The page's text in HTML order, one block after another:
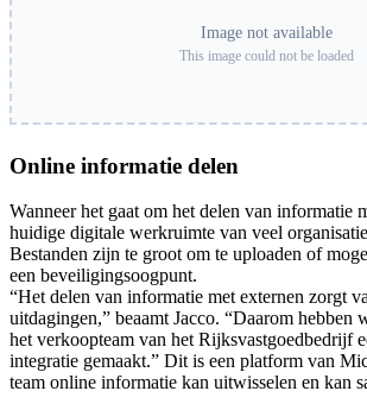
Image not available
This image could not be loaded
Online informatie delen
Wanneer het gaat om het delen van informatie
huidige digitale werkruimte van veel
Bestanden zijn te groot om te uploaden of
een beveiligingsoogpunt.
“Het delen van informatie met externen zorgt
uitdagingen,” beaamt Jacco. “Daarom hebben
het verkoopteam van het Rijksvastgoedbedrijf
integratie gemaakt.” Dit is een platform van
team online informatie kan uitwisselen en kan